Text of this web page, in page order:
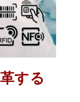
する